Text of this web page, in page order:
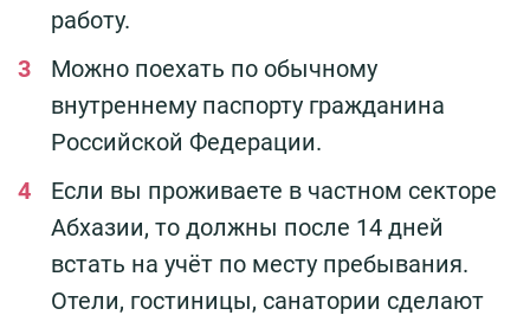
работу.
Можно поехать по обычному
внутреннему паспорту гражданина
Российской Федерации.
Если вы проживаете в частном секторе
Абхазии, то должны после 14 дней
встать на учёт по месту пребывания.
Отели, гостиницы, санатории сделают